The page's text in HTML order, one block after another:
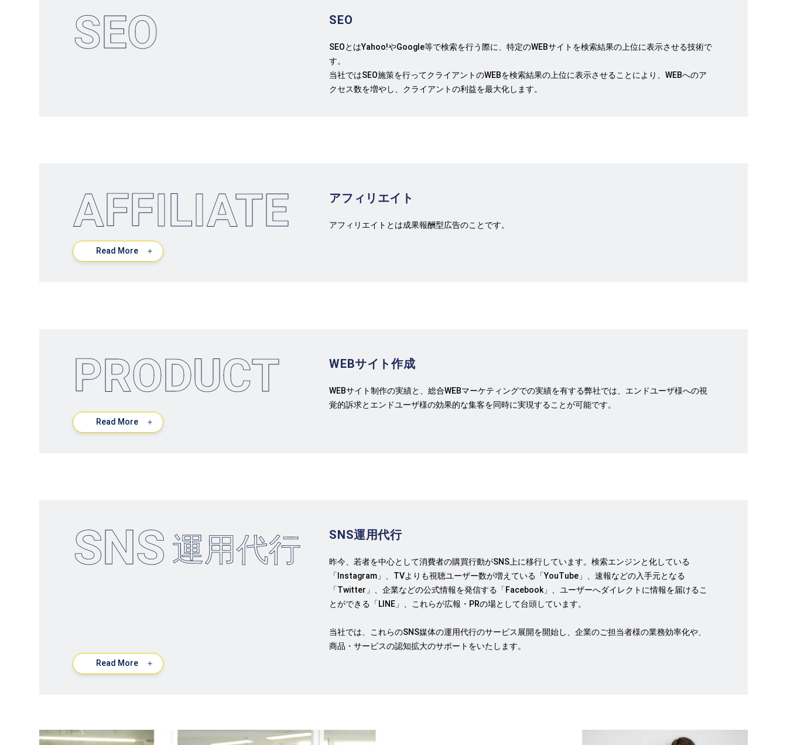
SEO SEO
SEOとはYahoo!やGoogle等で検索を行う際に、特定のWEBサイトを検索結果の上位に表示させる技術で
す。
当社ではSEO施策を行ってクライアントのWEBを検索結果の上位に表示させることにより、WEBへのア
クセス数を増やし、クライアントの利益を最大化します。
AFFILIATE アフィリエイト
アフィリエイトとは成果報酬型広告のことです。
Read More ＋
PRODUCT WEBサイト作成
WEBサイト制作の実績と、総合WEBマーケティングでの実績を有する弊社では、エンドユーザ様への視
覚的訴求とエンドユーザ様の効果的な集客を同時に実現することが可能です。
Read More
＋
SNS 運用代行 SNS運用代行
昨今、若者を中心として消費者の購買行動がSNS上に移行しています。検索エンジンと化している
「Instagram」、TVよりも視聴ユーザー数が増えている「YouTube」、速報などの入手元となる
「Twitter」、企業などの公式情報を発信する「Facebook」、ユーザーへダイレクトに情報を届けるこ
とができる「LINE」、これらが広報・PRの場として台頭しています。
当社では、これらのSNS媒体の運用代行のサービス展開を開始し、企業のご担当者様の業務効率化や、
商品・サービスの認知拡大のサポートをいたします。
Read More
＋